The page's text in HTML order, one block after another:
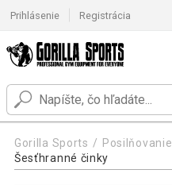
Prihlásenie Registrácia
Gorilla Sports Posilňovanie
Šesťhranné činky